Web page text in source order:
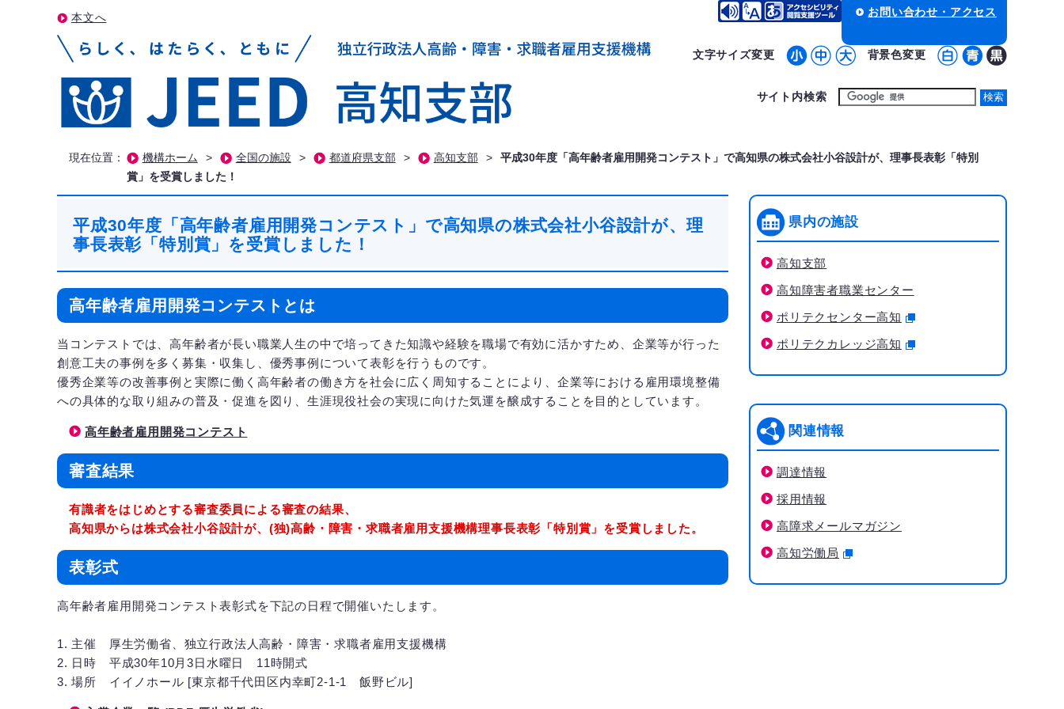
本文へ お問い合わせ・アクセス
文字サイズ変更 背景色変更
サイト内検索
現在位置： 機構ホーム > 全国の施設 > 都道府県支部 > 高知支部 >
平成30年度「高年齢者雇用開発コンテスト」で高知県の株式会社小谷設計が、理事長表彰「特別
賞」を受賞しました！
平成30年度「高年齢者雇用開発コンテスト」で高知県の株式会社小谷設計が、理
事長表彰「特別賞」を受賞しました！
高年齢者雇用開発コンテストとは
当コンテストでは、高年齢者が長い職業人生の中で培ってきた知識や経験を職場で有効に活かすため、企業等が行った
創意工夫の事例を多く募集・収集し、優秀事例について表彰を行うものです。
優秀企業等の改善事例と実際に働く高年齢者の働き方を社会に広く周知することにより、企業等における雇用環境整備
への具体的な取り組みの普及・促進を図り、生涯現役社会の実現に向けた気運を醸成することを目的としています。
高年齢者雇用開発コンテスト
審査結果
有識者をはじめとする審査委員による審査の結果、
高知県からは株式会社小谷設計が、(独)高齢・障害・求職者雇用支援機構理事長表彰「特別賞」を受賞しました。
表彰式
高年齢者雇用開発コンテスト表彰式を下記の日程で開催いたします。
1. 主催 厚生労働省、独立行政法人高齢・障害・求職者雇用支援機構
2. 日時 平成30年10月3日水曜日 11時開式
3. 場所 イイノホール [東京都千代田区内幸町2-1-1 飯野ビル]
県内の施設
高知支部
高知障害者職業センター
ポリテクセンター高知
ポリテクカレッジ高知
関連情報
調達情報
採用情報
高障求メールマガジン
高知労働局